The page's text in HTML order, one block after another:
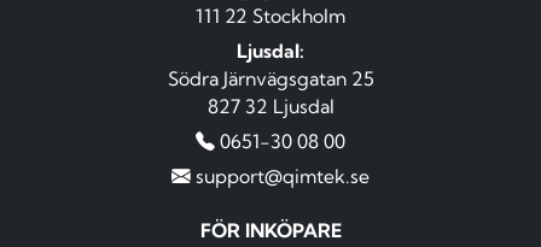
111 22 Stockholm
Ljusdal:
Södra Järnvägsgatan 25
827 32 Ljusdal
0651-30 08 00
support@qimtek.se
FÖR INKÖPARE